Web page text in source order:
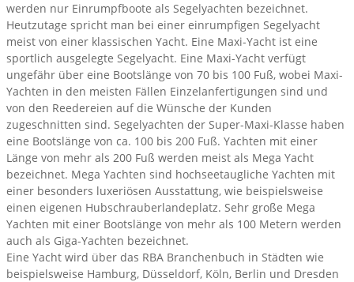
werden nur Einrumpfboote als Segelyachten bezeichnet.
Heutzutage spricht man bei einer einrumpfigen Segelyacht
meist von einer klassischen Yacht. Eine Maxi-Yacht ist eine
sportlich ausgelegte Segelyacht. Eine Maxi-Yacht verfügt
ungefähr über eine Bootslänge von 70 bis 100 Fuß, wobei Maxi-
Yachten in den meisten Fällen Einzelanfertigungen sind und
von den Reedereien auf die Wünsche der Kunden
zugeschnitten sind. Segelyachten der Super-Maxi-Klasse haben
eine Bootslänge von ca. 100 bis 200 Fuß. Yachten mit einer
Länge von mehr als 200 Fuß werden meist als Mega Yacht
bezeichnet. Mega Yachten sind hochseetaugliche Yachten mit
einer besonders luxeriösen Ausstattung, wie beispielsweise
einen eigenen Hubschrauberlandeplatz. Sehr große Mega
Yachten mit einer Bootslänge von mehr als 100 Metern werden
auch als Giga-Yachten bezeichnet.
Eine Yacht wird über das RBA Branchenbuch in Städten wie
beispielsweise Hamburg, Düsseldorf, Köln, Berlin und Dresden